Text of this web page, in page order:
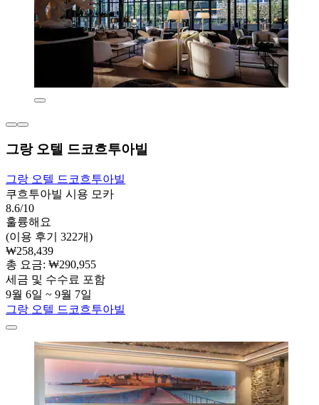
그랑 오텔 드코흐투아빌
그랑 오텔 드코흐투아빌
쿠흐투아빌 시용 모카
8.6/10
훌륭해요
(이용 후기 322개)
₩258,439
총 요금: ₩290,955
세금 및 수수료 포함
9월 6일 ~ 9월 7일
그랑 오텔 드코흐투아빌